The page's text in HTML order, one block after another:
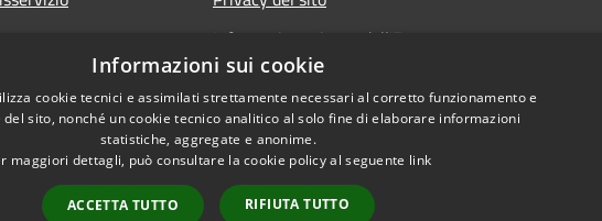
Informativa privacy dell'Ente
Note legali
Dichiarazione di accessibilità
Informazioni sui cookie
cookie tecnici e assimilati strettamente necessari al corretto funzionamento e
sito, nonché un cookie tecnico analitico al solo fine di elaborare informazioni
statistiche, aggregate e anonime.
maggiori dettagli, può consultare la cookie policy al seguente link
ACCETTA TUTTO RIFIUTA TUTTO